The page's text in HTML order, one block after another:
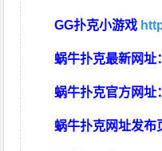
GG扑克小游戏
蜗牛扑克最新网址
蜗牛扑克官方网址
蜗牛扑克网址发布